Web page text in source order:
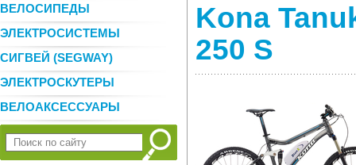
ВЕЛОСИПЕДЫ
ЭЛЕКТРОСИСТЕМЫ
СИГВЕЙ (SEGWAY)
ЭЛЕКТРОСКУТЕРЫ
ВЕЛОАКСЕССУАРЫ
Kona
250 S